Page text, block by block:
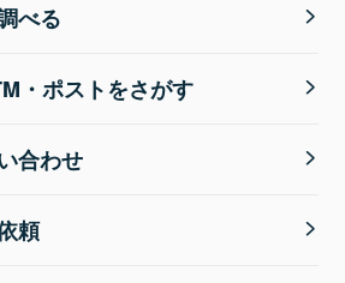
べる
・ポストをさがす
合わせ
頼